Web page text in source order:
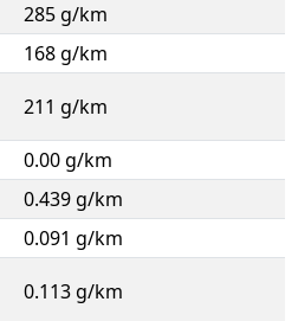
285 g/km
168 g/km
211 g/km
0.00 g/km
0.439 g/km
0.091 g/km
0.113 g/km